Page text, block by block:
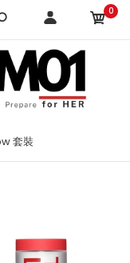
0
套裝